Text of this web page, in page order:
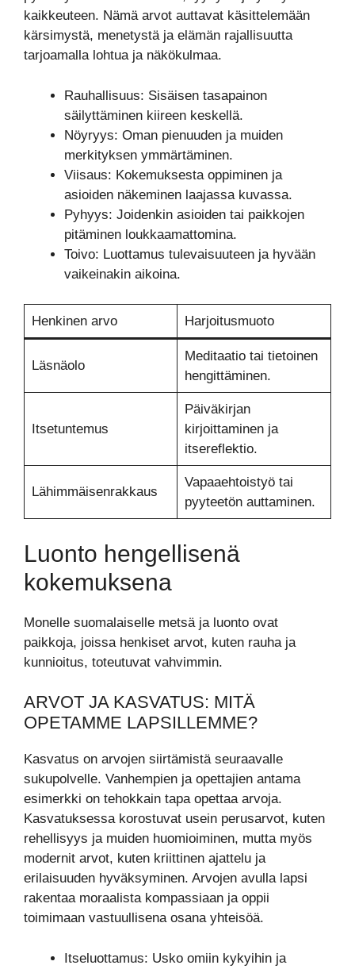
kaikkeuteen. Nämä arvot auttavat käsittelemään
kärsimystä, menetystä ja elämän rajallisuutta
tarjoamalla lohtua ja näkökulmaa.
Rauhallisuus: Sisäisen tasapainon
säilyttäminen kiireen keskellä.
Nöyryys: Oman pienuuden ja muiden
merkityksen ymmärtäminen.
Viisaus: Kokemuksesta oppiminen ja
asioiden näkeminen laajassa kuvassa.
Pyhyys: Joidenkin asioiden tai paikkojen
pitäminen loukkaamattomina.
Toivo: Luottamus tulevaisuuteen ja hyvään
vaikeinakin aikoina.
Henkinen arvo Harjoitusmuoto
Läsnäolo
Meditaatio tai tietoinen
hengittäminen.
Itsetuntemus
Päiväkirjan
kirjoittaminen ja
itsereflektio.
Lähimmäisenrakkaus
Vapaaehtoistyö tai
pyyteetön auttaminen.
Luonto hengellisenä
kokemuksena
Monelle suomalaiselle metsä ja luonto ovat
paikkoja, joissa henkiset arvot, kuten rauha ja
kunnioitus, toteutuvat vahvimmin.
ARVOT JA KASVATUS: MITÄ
OPETAMME LAPSILLEMME?
Kasvatus on arvojen siirtämistä seuraavalle
sukupolvelle. Vanhempien ja opettajien antama
esimerkki on tehokkain tapa opettaa arvoja.
Kasvatuksessa korostuvat usein perusarvot, kuten
rehellisyys ja muiden huomioiminen, mutta myös
modernit arvot, kuten kriittinen ajattelu ja
erilaisuuden hyväksyminen. Arvojen avulla lapsi
rakentaa moraalista kompassiaan ja oppii
toimimaan vastuullisena osana yhteisöä.
Itseluottamus: Usko omiin kykyihin ja